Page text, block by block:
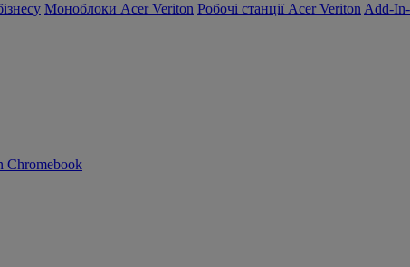
Моноблоки Acer Veriton Робочі станції Acer Veriton Add-
Chromebook